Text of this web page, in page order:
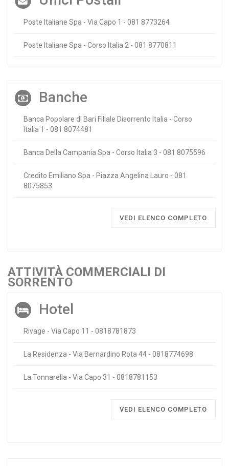
Poste Italiane Spa - Via Capo 1 - 081 8773264
Poste Italiane Spa - Corso Italia 2 - 081 8770811
Banche
Banca Popolare di Bari Filiale Disorrento Italia - Corso
Italia 1 - 081 8074481
Banca Della Campania Spa - Corso Italia 3 - 081 8075596
Credito Emiliano Spa - Piazza Angelina Lauro - 081
8075853
VEDI ELENCO COMPLETO
ATTIVITÀ COMMERCIALI DI
SORRENTO
Hotel
Rivage - Via Capo 11 - 0818781873
La Residenza - Via Bernardino Rota 44 - 0818774698
La Tonnarella - Via Capo 31 - 0818781153
VEDI ELENCO COMPLETO